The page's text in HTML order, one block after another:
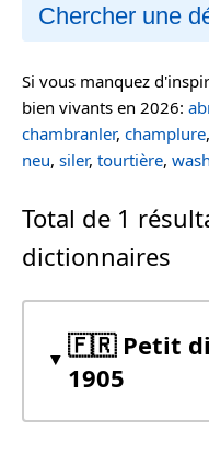
Chercher une
Si vous manquez
bien vivants en 2026:
chambranler, champlure,
neu, siler, tourtière,
Total de 1
dictionnaires
🇫🇷 Petit
1905